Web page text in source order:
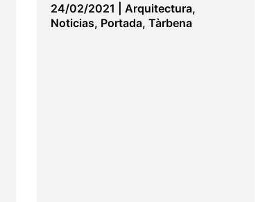
24/02/2021 Arquitectura,
Noticias, Portada, Tàrbena